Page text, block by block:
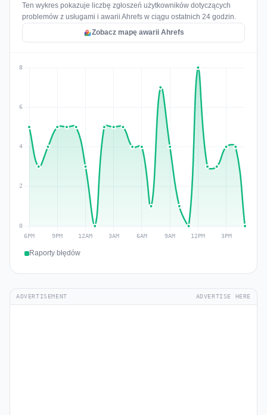
Ten wykres pokazuje liczbę zgłoszeń użytkowników dotyczących
problemów z usługami i awarii Ahrefs w ciągu ostatnich 24 godzin.
Zobacz mapę awarii Ahrefs
Raporty błędów
ADVERTISEMENT ADVERTISE HERE